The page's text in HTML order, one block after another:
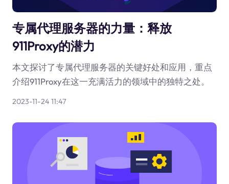
专属代理服务器的力量：释放
911Proxy的潜力
本文探讨了专属代理服务器的关键好处和应用，重点
介绍911Proxy在这一充满活力的领域中的独特之处。
2023-11-24 11:47